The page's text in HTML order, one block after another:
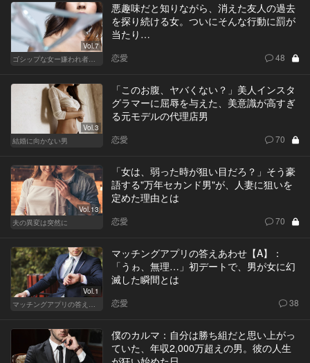
Vol.7
ゴシップな女ー嫌われ者のカレンが死んだー
悪趣味だと知りながら、消えた友人の過去
を探り続ける女。ついにそんな行動に罰が
当たり…
恋愛 48
Vol.3
結婚に向かない男
「このお腹、ヤバくない？」美人インスタ
グラマーに屈辱を与えた、美意識が高すぎ
る元モデルの代理店男
恋愛 70
Vol.13
夫の異変は突然に
「女は、弱った時が狙い目だろ？」そう豪
語する"万年セカンド男"が、人妻に狙いを
定めた理由とは
恋愛 70
Vol.1
マッチングアプリの答えあわせ【A】～SEASON2～
マッチングアプリの答えあわせ【A】：
「うゎ、無理…」初デートで、男が女に幻
滅した瞬間とは
恋愛 38
僕のカルマ：自分は勝ち組だと思い上がっ
ていた、年収2,000万超えの男。彼の人生